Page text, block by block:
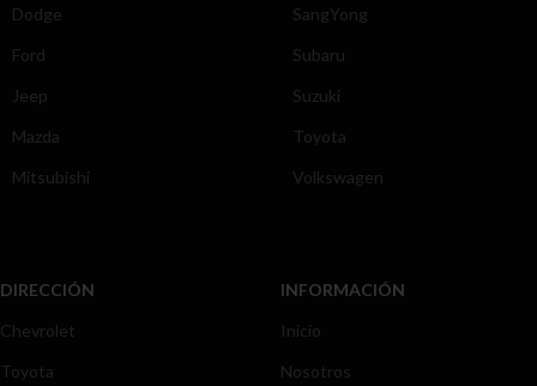
Dodge
Ford
Jeep
Mazda
Mitsubishi
SangYong
Subaru
Suzuki
Toyota
Volkswagen
DIRECCIÓN
Chevrolet
Toyota
INFORMACIÓN
Inicio
Nosotros